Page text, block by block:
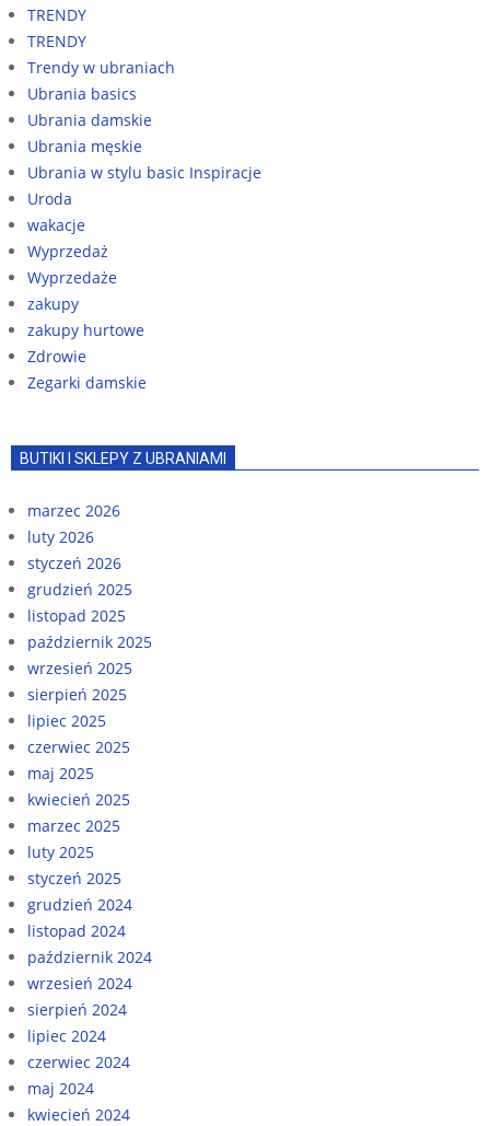
TRENDY
TRENDY
Trendy w ubraniach
Ubrania basics
Ubrania damskie
Ubrania męskie
Ubrania w stylu basic Inspiracje
Uroda
wakacje
Wyprzedaż
Wyprzedaże
zakupy
zakupy hurtowe
Zdrowie
Zegarki damskie
BUTIKI I SKLEPY Z UBRANIAMI
marzec 2026
luty 2026
styczeń 2026
grudzień 2025
listopad 2025
październik 2025
wrzesień 2025
sierpień 2025
lipiec 2025
czerwiec 2025
maj 2025
kwiecień 2025
marzec 2025
luty 2025
styczeń 2025
grudzień 2024
listopad 2024
październik 2024
wrzesień 2024
sierpień 2024
lipiec 2024
czerwiec 2024
maj 2024
kwiecień 2024